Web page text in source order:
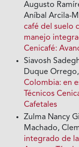
Augusto
Aníbal Arcila-
café del suelo
manejo
Cenicafé:
Siavosh
Duque Orrego,
Colombia: en
Técnicos
Cafetales
Zulma Nancy
Machado,
integrado de